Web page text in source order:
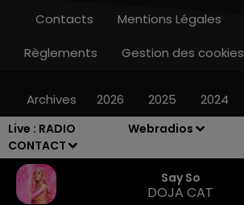
Live : RADIO
CONTACT
Webradios
Say So
DOJA CAT
Contacts Mentions Légales
Règlements
Gestion des cookies
Archives 2026 2025 2024